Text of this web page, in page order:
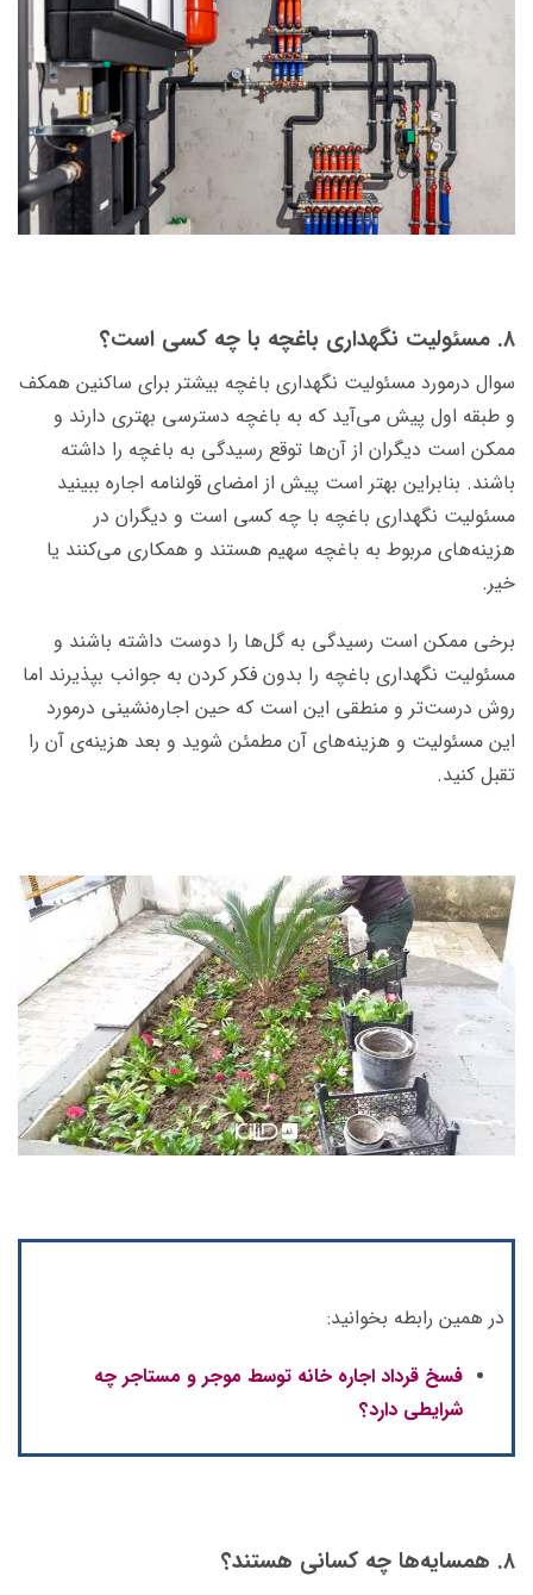
۸. مسئولیت نگهداری باغچه با چه کسی است؟
سوال درمورد مسئولیت نگهداری باغچه بیشتر برای ساکنین همکف
و طبقه اول پیش می‌آید که به باغچه دسترسی بهتری دارند و
ممکن است دیگران از آن‌ها توقع رسیدگی به باغچه را داشته
باشند. بنابراین بهتر است پیش از امضای قولنامه اجاره ببینید
مسئولیت نگهداری باغچه با چه کسی است و دیگران در
هزینه‌های مربوط به باغچه سهیم هستند و همکاری می‌کنند یا
خیر.
برخی ممکن است رسیدگی به گل‌ها را دوست داشته باشند و
مسئولیت نگهداری باغچه را بدون فکر کردن به جوانب بپذیرند اما
روش درست‌تر و منطقی این است که حین اجاره‌نشینی درمورد
این مسئولیت و هزینه‌های آن مطمئن شوید و بعد هزینه‌ی آن را
تقبل کنید.
در همین رابطه بخوانید:
فسخ قرداد اجاره خانه توسط موجر و مستاجر چه
شرایطی دارد؟
۸. همسایه‌ها چه کسانی هستند؟